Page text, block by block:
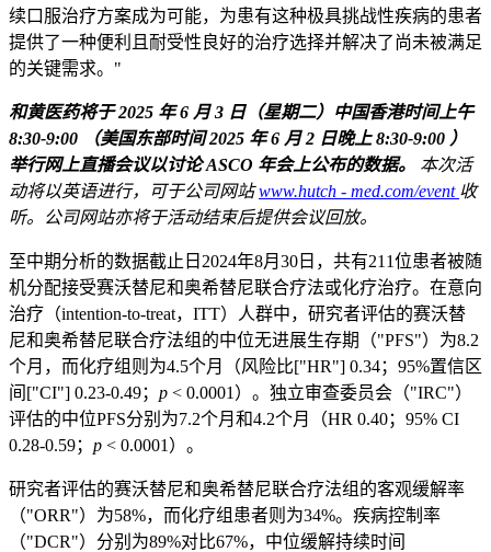
续口服治疗方案成为可能，为患有这种极具挑战性疾病的患者
提供了一种便利且耐受性良好的治疗选择并解决了尚未被满足
的关键需求。"
和黄医药将于 2025 年 6 月 3 日（星期二）中国香港时间上午
8:30-9:00
（美国东部时间 2025 年 6 月 2 日晚上 8:30-9:00 ）
举行网上直播会议以讨论 ASCO 年会上公布的数据。
本次活
动将以英语进行，可于公司网站 www.hutch ‑ med.com/event 收
听。公司网站亦将于活动结束后提供会议回放。
至中期分析的数据截止日2024年8月30日，共有211位患者被随
机分配接受赛沃替尼和奥希替尼联合疗法或化疗治疗。在意向
治疗（intention-to-treat，ITT）人群中，研究者评估的赛沃替
尼和奥希替尼联合疗法组的中位无进展生存期（"PFS"）为8.2
个月，而化疗组则为4.5个月（风险比["HR"] 0.34；95%置信区
间["CI"] 0.23-0.49； p < 0.0001）。独立审查委员会（"IRC"）
评估的中位PFS分别为7.2个月和4.2个月（HR 0.40；95% CI
0.28-0.59； p < 0.0001）。
研究者评估的赛沃替尼和奥希替尼联合疗法组的客观缓解率
（"ORR"）为58%，而化疗组患者则为34%。疾病控制率
（"DCR"）分别为89%对比67%，中位缓解持续时间